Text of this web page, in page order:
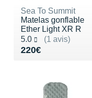
Sea To Summit
Matelas gonflable
Ether Light XR R
5.0
(1 avis)
Noté 5.0 sur 5
220€
Vendu 220€